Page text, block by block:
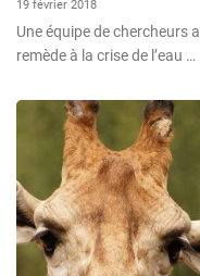
19 février 2018
Une équipe de chercheurs
remède à la crise de l’eau …